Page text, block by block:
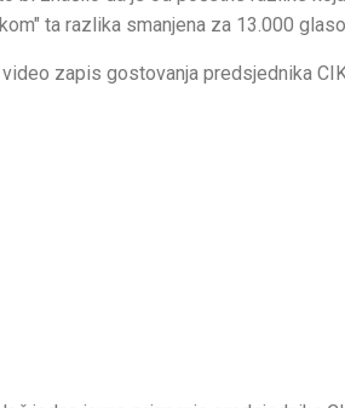
ta razlika smanjena za 13.000
zapis gostovanja predsjednika